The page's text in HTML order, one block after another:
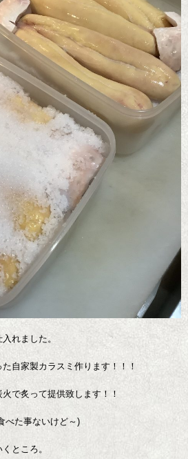
れました。
自家製カラスミ作ります！！！
で炙って提供致します！！
べた事ないけど～)
ところ。